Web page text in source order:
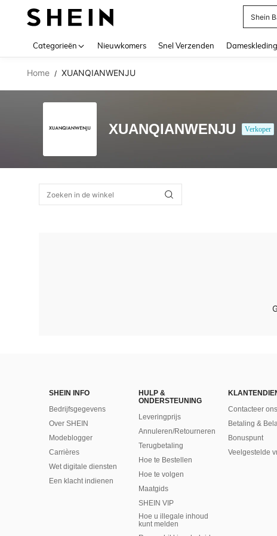
Shein
Categorieën Nieuwkomers Snel Verzenden Dameskleding
Home / XUANQIANWENJU
XUANQIANWENJU Verkoper
SHEIN INFO
Bedrijfsgegevens
Over SHEIN
Modeblogger
Carrières
Wet digitale diensten
Een klacht indienen
HULP &
ONDERSTEUNING
Leveringprijs
Annuleren/Retourneren
Terugbetaling
Hoe te Bestellen
Hoe te volgen
Maatgids
SHEIN VIP
Hoe u illegale inhoud
kunt melden
Contacteer ons
Betaling &
Bonuspunt
Veelgestelde